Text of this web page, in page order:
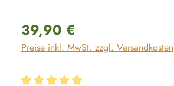
Regulärer Preis:
39,90 €
Preise inkl. MwSt. zzgl. Versandkosten